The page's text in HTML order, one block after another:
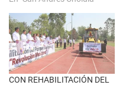
) u
n
a
v
e
n
t
a
a
n
CON REHABILITACIÓN DEL